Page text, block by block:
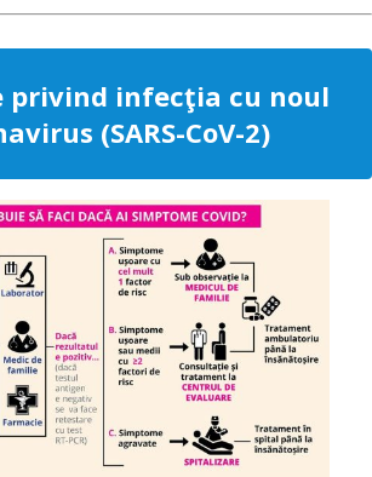
privind infecţia cu noul
(SARS-CoV-2)